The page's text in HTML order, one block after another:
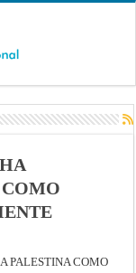
PALESTINA COMO